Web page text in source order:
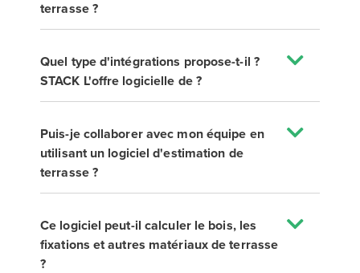
terrasse ?
Quel type d'intégrations propose-t-il ?
STACK L'offre logicielle de ?
Puis-je collaborer avec mon équipe en
utilisant un logiciel d'estimation de
terrasse ?
Ce logiciel peut-il calculer le bois, les
fixations et autres matériaux de terrasse
?